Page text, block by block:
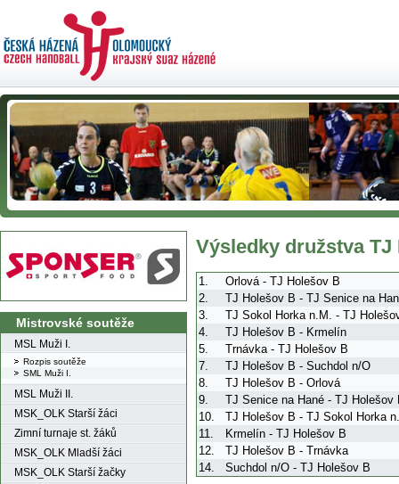
Mistrovské soutěže
MSL Muži I.
Rozpis soutěže
SML Muži I.
MSL Muži II.
MSK_OLK Starší žáci
Zimní turnaje st. žáků
MSK_OLK Mladší žáci
MSK_OLK Starší žačky
Výsledky družstva TJ
1.
Orlová - TJ Holešov B
2.
TJ Holešov B - TJ Senice na
3.
TJ Sokol Horka n.M. - TJ
4.
TJ Holešov B - Krmelín
5.
Trnávka - TJ Holešov B
7.
TJ Holešov B - Suchdol n/O
8.
TJ Holešov B - Orlová
9.
TJ Senice na Hané - TJ Holešov
10.
TJ Holešov B - TJ Sokol Horka
11.
Krmelín - TJ Holešov B
12.
TJ Holešov B - Trnávka
14.
Suchdol n/O - TJ Holešov B